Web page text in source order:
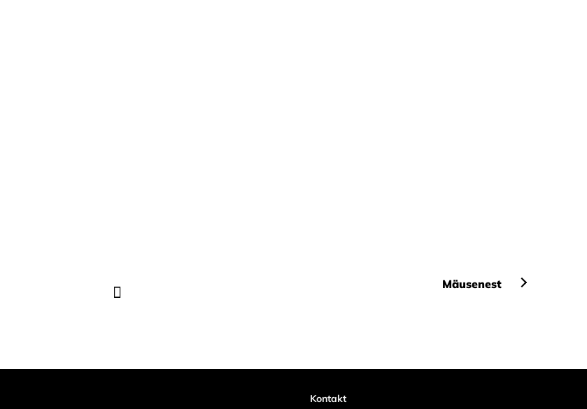
Mäusenest
Kontakt